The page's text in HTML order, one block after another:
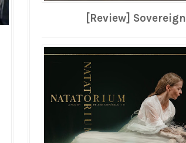
[Review] Sovereign